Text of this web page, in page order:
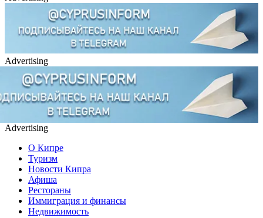
Advertising
Advertising
О Кипре
Туризм
Новости Кипра
Афиша
Рестораны
Иммиграция и финансы
Недвижимость